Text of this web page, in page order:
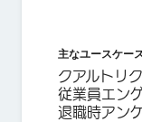
主なユースケー
クアルトリ
従業員エン
退職時アン